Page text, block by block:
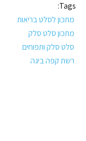
Tags:
מתכון לסלט בריאות
מתכון סלט סלק
סלט סלק ותפוחים
רשת קפה ביגה